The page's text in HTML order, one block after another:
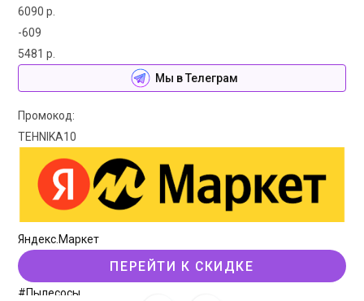
6090 р.
-609
5481 р.
Мы в Телеграм
Промокод:
TEHNIKA10
Яндекс.Маркет
ПЕРЕЙТИ К СКИДКЕ
#Пылесосы